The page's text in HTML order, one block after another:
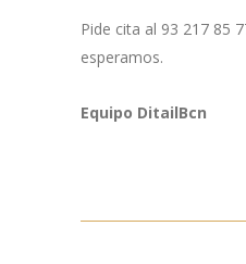
Pide cita al 93 217 85
esperamos.
Equipo DitailBcn